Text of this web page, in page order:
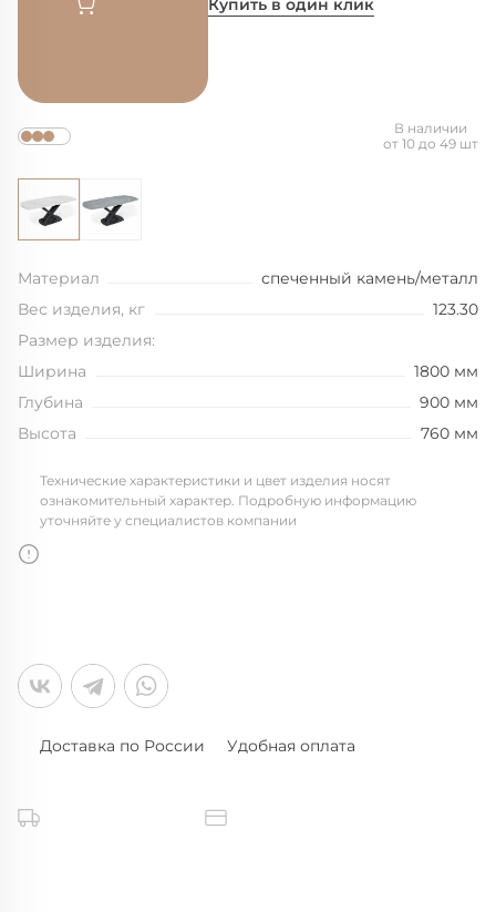
Купить в один клик
В наличии
от 10 до 49 шт
Материал
спеченный камень/металл
Вес изделия, кг
123.30
Размер изделия:
Ширина
1800 мм
Глубина
900 мм
Высота
760 мм
Технические характеристики и цвет изделия носят
ознакомительный характер. Подробную информацию
уточняйте у специалистов компании
Доставка по России Удобная оплата